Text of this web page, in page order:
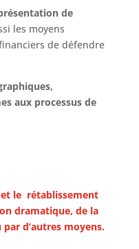
de
les moyens
de défendre
aux processus de
le rétablissement
dramatique, de la
d’autres moyens.